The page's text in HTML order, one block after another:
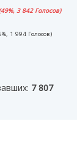
3 842 Голосов)
1 994 Голосов)
7 807